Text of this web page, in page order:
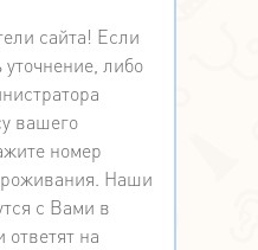
сайта! Если
либо
вашего
номер
Наши
с Вами в
на